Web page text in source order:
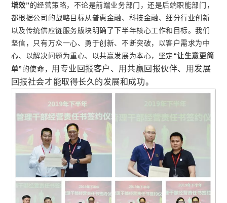
增效”的经营策略，不论是前端业务部门，还是后端职能部门，
都根据公司的战略目标从普惠金融、科技金融、细分行业创新
以及传统供应链服务版块明确了下半年核心工作和目标。我们
坚信，只有万众一心、勇于创新、不断突破，以客户需求为中
心、以解决问题为重心、以共赢发展为本心，坚定“让生意更简
单”的使命， 用专业回报客户、用共赢回报伙伴、用发展
回报社会才能取得长久的发展和成功。